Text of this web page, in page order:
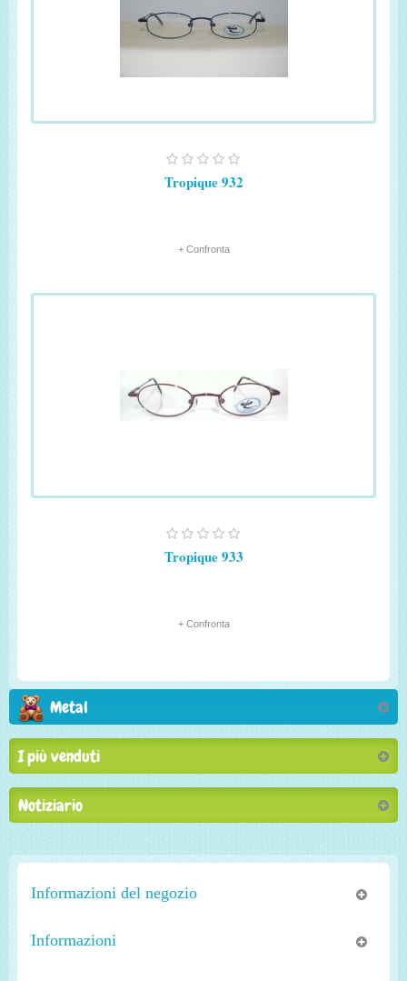
Tropique 932
+ Confronta
Tropique 933
+ Confronta
Metal
I più venduti
Notiziario
Informazioni del negozio
Informazioni